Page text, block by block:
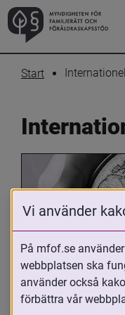
Start
Oavsett om du
adoptivförälder
Vi använder
På mfof.se
webbplatsen ska
använder också
förbättra vår